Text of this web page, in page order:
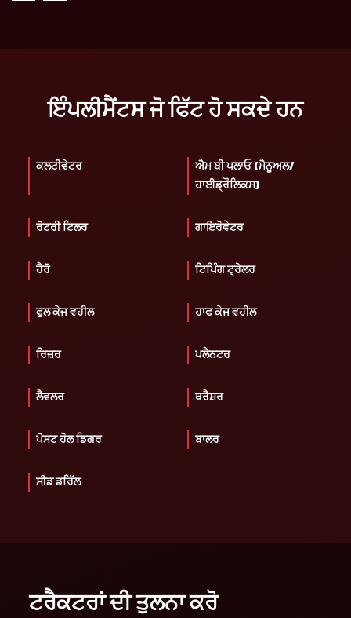
ਇੰਪਲੀਮੈਂਟਸ ਜੋ ਫਿੱਟ ਹੋ ਸਕਦੇ ਹਨ
ਕਲਟੀਵੇਟਰ
ਐਮ ਬੀ ਪਲਾਓ (ਮੈਨੂਅਲ/
ਹਾਈਡ੍ਰੌਲਿਕਸ)
ਰੋਟਰੀ ਟਿਲਰ ਗਾਇਰੋਵੇਟਰ
ਹੈਰੋ ਟਿਪਿੰਗ ਟ੍ਰੇਲਰ
ਫੁਲ ਕੇਜ ਵਹੀਲ ਹਾਫ ਕੇਜ ਵਹੀਲ
ਰਿਜ਼ਰ ਪਲੈਨਟਰ
ਲੈਵਲਰ ਥਰੈਸ਼ਰ
ਪੋਸਟ ਹੋਲ ਡਿਗਰ ਬਾਲਰ
ਸੀਡ ਡਰਿੱਲ
ਟਰੈਕਟਰਾਂ ਦੀ ਤੁਲਨਾ ਕਰੋ